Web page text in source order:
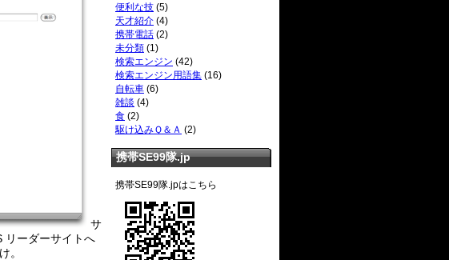
サ
リーダーサイトへ
。
便利な技 (5)
天才紹介 (4)
携帯電話 (2)
未分類 (1)
検索エンジン (42)
検索エンジン用語集 (16)
自転車 (6)
雑談 (4)
食 (2)
駆け込みＱ＆Ａ (2)
携帯SE99隊.jp
携帯SE99隊.jpはこちら